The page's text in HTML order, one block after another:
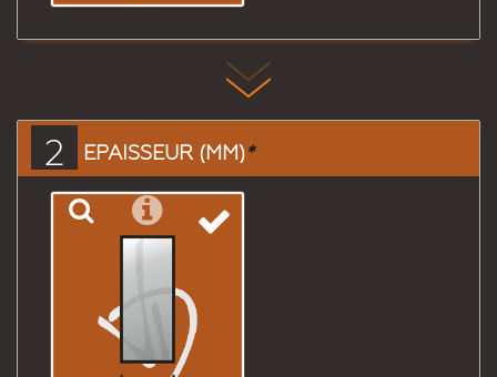
2 EPAISSEUR (MM)*